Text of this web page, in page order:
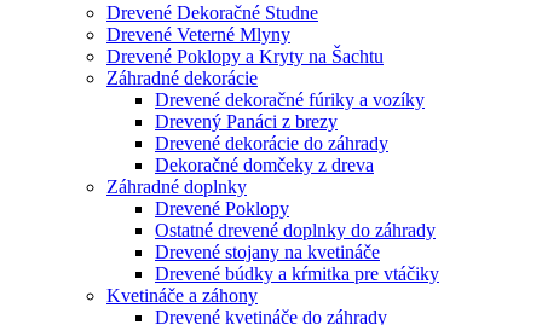
Drevené Dekoračné Studne
Drevené Veterné Mlyny
Drevené Poklopy a Kryty na Šachtu
Záhradné dekorácie
Drevené dekoračné fúriky a vozíky
Drevený Panáci z brezy
Drevené dekorácie do záhrady
Dekoračné domčeky z dreva
Záhradné doplnky
Drevené Poklopy
Ostatné drevené doplnky do záhrady
Drevené stojany na kvetináče
Drevené búdky a kŕmitka pre vtáčiky
Kvetináče a záhony
Drevené kvetináče do záhrady